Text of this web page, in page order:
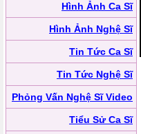
Hình Ảnh Ca Sĩ
Hình Ảnh Nghệ Sĩ
Tin Tức Ca Sĩ
Tin Tức Nghệ Sĩ
Phỏng Vấn Nghệ Sĩ Video
Tiểu Sử Ca Sĩ